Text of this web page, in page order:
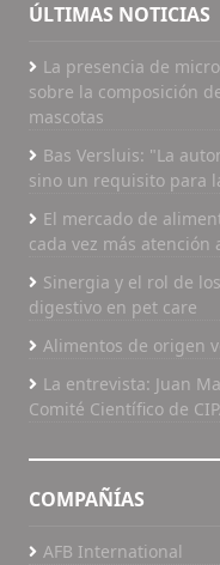
ÚLTIMAS NOTICIAS
La presencia de
sobre la composición
mascotas
Bas Versluis: "La
sino un requisito para
El mercado de
cada vez más atención
Sinergia y el rol de
digestivo en pet care
Alimentos de origen
La entrevista: Juan
Comité Científico de
COMPAÑÍAS
AFB International